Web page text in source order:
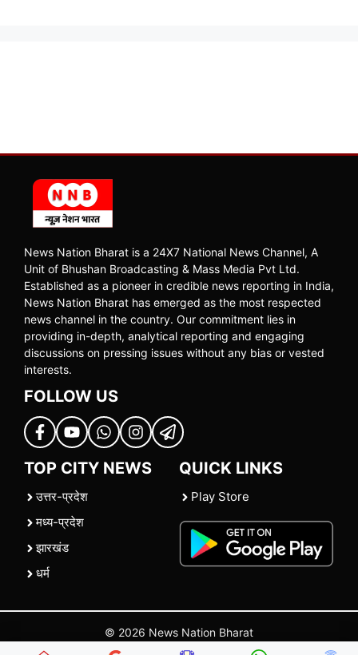
News Nation Bharat is a 24X7 National News Channel, A
Unit of Bhushan Broadcasting & Mass Media Pvt Ltd.
Established as a pioneer in credible news reporting in India,
News Nation Bharat has emerged as the most respected
news channel in the country. Our commitment lies in
providing in-depth, analytical reporting and engaging
discussions on pressing issues without any bias or vested
interests.
FOLLOW US
TOP CITY NEWS
उत्तर-प्रदेश
मध्य-प्रदेश
झारखंड
धर्म
QUICK LINKS
Play Store
© 2026 News Nation Bharat
| |Contact Us |Policies Terms and Conditions